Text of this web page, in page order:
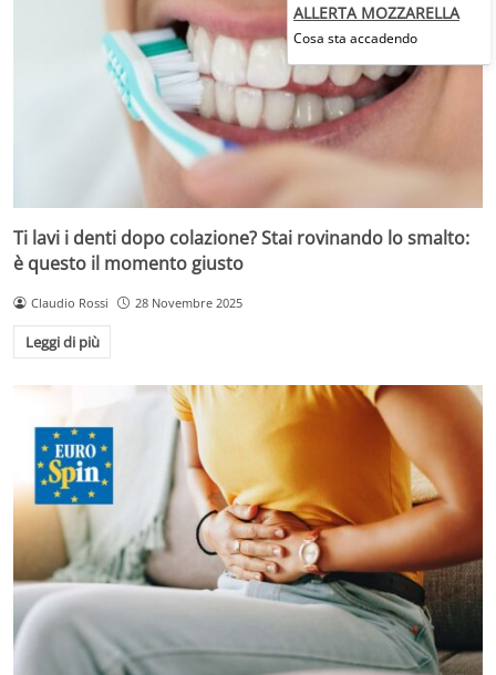
Ti lavi i denti dopo colazione? Stai rovinando lo smalto:
è questo il momento giusto
Claudio Rossi 28 Novembre 2025
Leggi di più
ALLERTA MOZZARELLA
Cosa sta accadendo